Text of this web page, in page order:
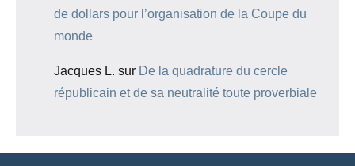
de dollars pour l’organisation de la Coupe du
monde
Jacques L. sur De la quadrature du cercle
républicain et de sa neutralité toute proverbiale